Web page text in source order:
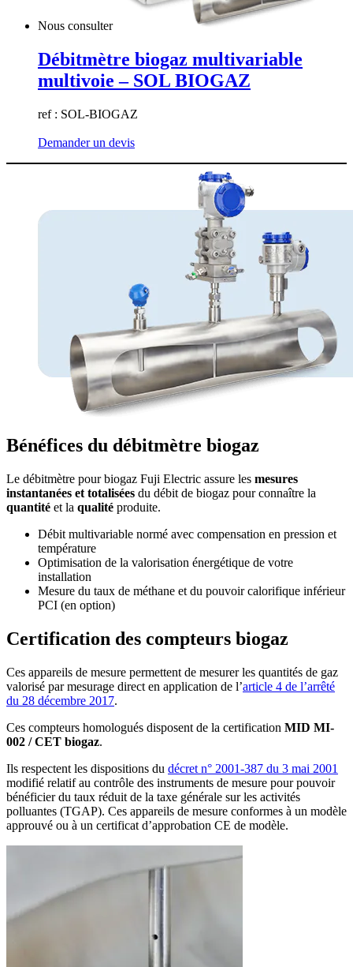
Nous consulter
Débitmètre biogaz multivariable
multivoie – SOL BIOGAZ
ref : SOL-BIOGAZ
Demander un devis
Bénéfices du débitmètre biogaz
Le débitmètre pour biogaz Fuji Electric assure les mesures
instantanées et totalisées du débit de biogaz pour connaître la
quantité et la qualité produite.
Débit multivariable normé avec compensation en pression et
température
Optimisation de la valorisation énergétique de votre
installation
Mesure du taux de méthane et du pouvoir calorifique inférieur
PCI (en option)
Certification des compteurs biogaz
Ces appareils de mesure permettent de mesurer les quantités de gaz
valorisé par mesurage direct en application de l’article 4 de l’arrêté
du 28 décembre 2017.
Ces compteurs homologués disposent de la certification MID MI-
002 / CET biogaz.
Ils respectent les dispositions du décret n° 2001-387 du 3 mai 2001
modifié relatif au contrôle des instruments de mesure pour pouvoir
bénéficier du taux réduit de la taxe générale sur les activités
polluantes (TGAP). Ces appareils de mesure conformes à un modèle
approuvé ou à un certificat d’approbation CE de modèle.